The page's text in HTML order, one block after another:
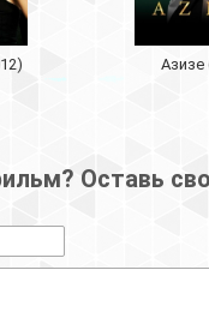
Азизе
Оставь